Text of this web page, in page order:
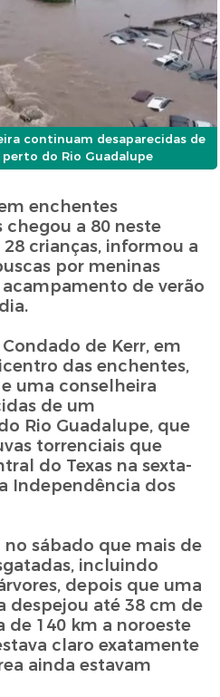
continuam desaparecidas de
do Rio Guadalupe
enchentes
chegou a 80 neste
crianças, informou a
por meninas
de verão
de Kerr, em
das enchentes,
uma conselheira
de um
Rio Guadalupe, que
torrenciais que
do Texas na sexta-
Independência dos
sábado que mais de
incluindo
depois que uma
despejou até 38 cm de
de 140 km a noroeste
claro exatamente
ainda estavam